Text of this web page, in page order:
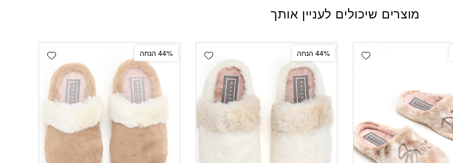
מוצרים שיכולים לעניין אותך
Add wishlist
Add wishlist 44% הנחה Add wishlist 44% הנחה